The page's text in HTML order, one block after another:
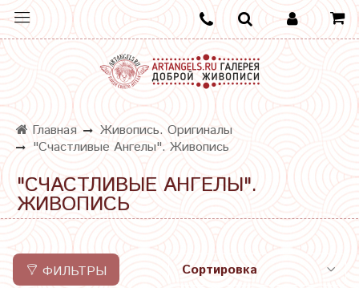
Главная
Живопись. Оригиналы
"Счастливые Ангелы". Живопись
"СЧАСТЛИВЫЕ АНГЕЛЫ".
ЖИВОПИСЬ
ФИЛЬТРЫ